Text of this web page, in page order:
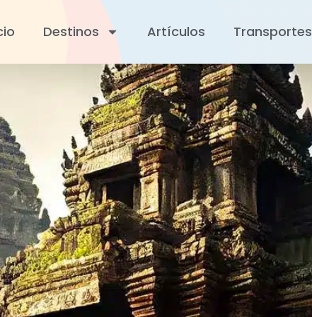
Destinos Artículos Transportes